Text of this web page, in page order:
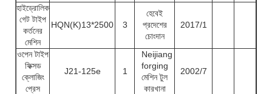
হাইড্রোলিক
গেট টাইপ
কর্তনের
মেশিন
HQN(K)13*2500 3
হেবেই
প্রদেশের
চোংদান
2017/1
ওপেন টাইপ
ফিক্সড
ক্লোজিং
প্রেস
J21-125e 1
Neijiang
forging
মেশিন টুল
কারখানা
2002/7